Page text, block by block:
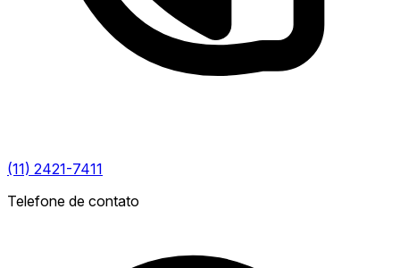
(11) 2421-7411
Telefone de contato